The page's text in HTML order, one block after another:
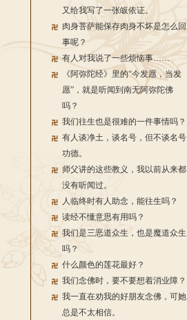
又给我写了一张皈依证。
肉身菩萨能保存肉身不坏是怎么回
事呢？
有人对我说了一些烦恼事……
《阿弥陀经》里的“今发愿，当发
愿”，就是听闻到南无阿弥陀佛
吗？
我们往生也是很难的一件事情吗？
有人谈净土，谈名号，但不谈名号
功德。
师父讲的这些教义，我以前从来都
没有听闻过。
人临终时有人助念，能往生吗？
读经不懂意思有用吗？
我们是三恶道众生，也是魔道众生
吗？
什么颜色的莲花最好？
我们念佛时，要不要想着消业障？
我一直在劝我的好朋友念佛，可她
总是不太相信。